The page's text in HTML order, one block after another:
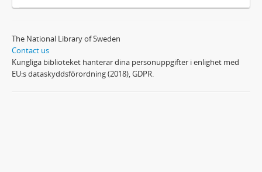
The National Library of Sweden
Contact us
Kungliga biblioteket hanterar dina personuppgifter i enlighet med
EU:s dataskyddsförordning (2018), GDPR.